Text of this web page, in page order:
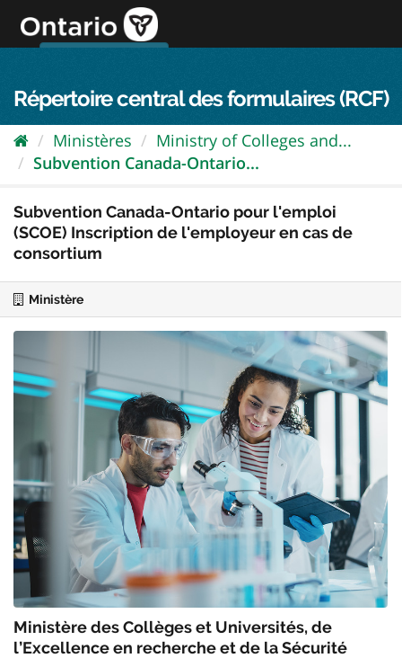
directement
au
Répertoire central des formulaires (RCF)
Ministères
Ministry of Colleges and...
Subvention Canada-Ontario...
Subvention Canada-Ontario pour l'emploi
(SCOE) Inscription de l'employeur en cas de
consortium
Ministère
Ministère des Collèges et Universités, de
l’Excellence en recherche et de la Sécurité